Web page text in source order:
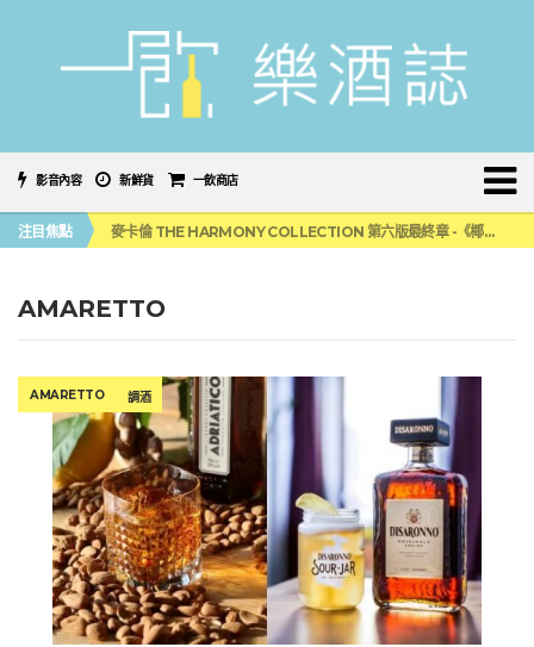
影音內容 新鮮貨 一飲商店
注目焦點
美國正式恢復蘇格蘭威士忌零關稅！烈酒產業再次迎來重磅利多
麥卡倫 THE HARMONY COLLECTION 第六版最終章 -《椰風煖韻》
角嗨尬炸物X爽快這一步，角瓶攜手頂呱呱 全新套餐限時登場
美國正式恢復蘇格蘭威士忌零關稅！烈酒產業再次迎來重磅利多
AMARETTO
AMARETTO 調酒